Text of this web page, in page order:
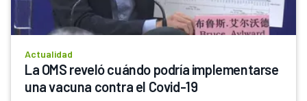
Actualidad
La OMS reveló cuándo podría implementarse
una vacuna contra el Covid-19